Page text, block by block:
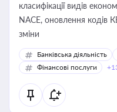
класифікації видів
NACE, оновлення кодів
зміни
Банківська діяльність
Фінансові послуги